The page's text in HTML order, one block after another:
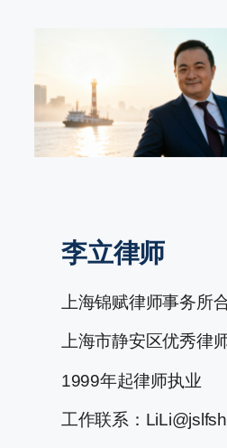
李立律师
上海锦赋律师事务所
上海市静安区优秀律
1999年起律师执业
工作联系：